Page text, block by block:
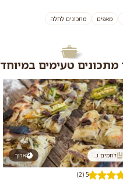
מאפים מתכונים לחלה
מתכונים טעימים במיוחד
ארוך לחמים ו...
5 (2)